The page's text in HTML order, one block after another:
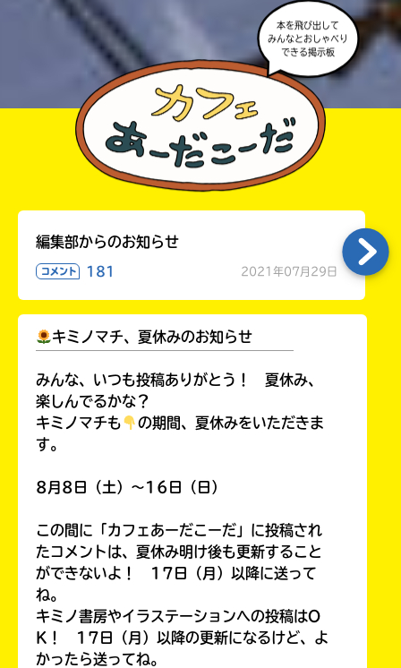
本を飛び出して
みんなとおしゃべり
できる掲示板
編集部からのお知らせ
コメント 181 2021年07月29日
キミノマチ、夏休みのお知らせ
みんな、いつも投稿ありがとう！ 夏休み、
楽しんでるかな？
キミノマチも
の期間、夏休みをいただきま
す。
8月8日（土）～16日（日）
この間に「カフェあーだこーだ」に投稿され
たコメントは、夏休み明け後も更新すること
ができないよ！ 17日（月）以降に送って
ね。
キミノ書房やイラステーションへの投稿はO
K！ 17日（月）以降の更新になるけど、よ
かったら送ってね。